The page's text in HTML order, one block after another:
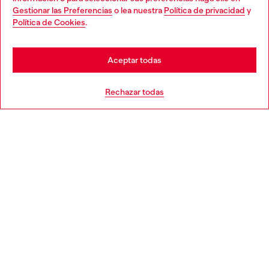
Gestionar las Preferencias o lea nuestra Política de privacidad y
Política de Cookies.
Rechazar todas
Aceptar todas
You are currently browsing España website, but it seems you
may be based in United States